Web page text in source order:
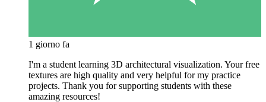
1 giorno fa
I'm a student learning 3D architectural visualization. Your free
textures are high quality and very helpful for my practice
projects. Thank you for supporting students with these
amazing resources!